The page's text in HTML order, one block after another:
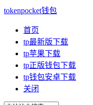
tokenpocket钱包
首页
tp最新版下载
tp苹果下载
tp正版钱包下载
tp钱包安卓下载
关闭